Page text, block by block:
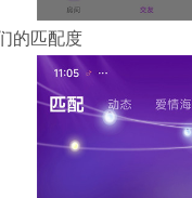
的匹配度